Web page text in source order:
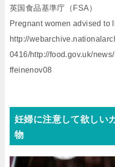
英国食品基準庁（FSA）
Pregnant women advised to
http://
0416/http://food.gov.uk/
ffeinenov08
妊婦に注意して欲しい
物